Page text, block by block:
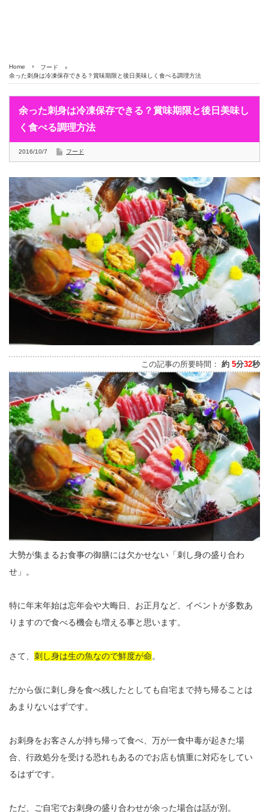
Home
フード
余った刺身は冷凍保存できる？賞味期限と後日美味しく食べる調理方法
余った刺身は冷凍保存できる？賞味期限と後日美味し
く食べる調理方法
2016/10/7 フード
この記事の所要時間： 約 5分32秒
大勢が集まるお食事の御膳には欠かせない「刺し身の盛り合わ
せ」。
特に年末年始は忘年会や大晦日、お正月など、イベントが多数あ
りますので食べる機会も増える事と思います。
さて、 刺し身は生の魚なので鮮度が命。
だから仮に刺し身を食べ残したとしても自宅まで持ち帰ることは
あまりないはずです。
お刺身をお客さんが持ち帰って食べ、万が一食中毒が起きた場
合、行政処分を受ける恐れもあるのでお店も慎重に対応をしてい
るはずです。
ただ、ご自宅でお刺身の盛り合わせが余った場合は話が別。